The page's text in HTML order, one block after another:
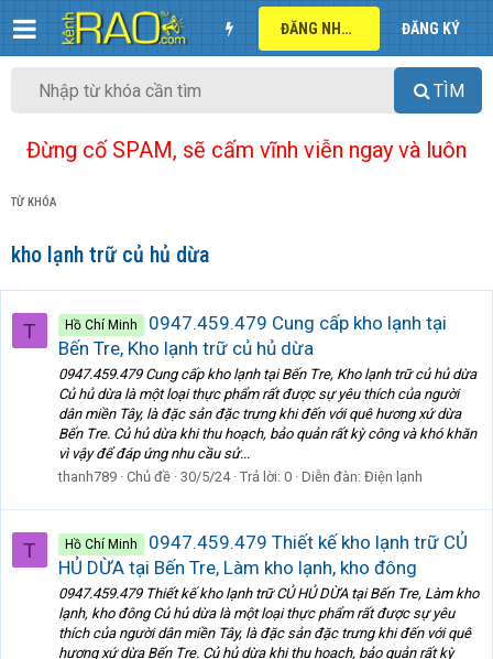
ĐĂNG NHẬP ĐĂNG KÝ
TÌM
Đừng cố SPAM, sẽ cấm vĩnh viễn ngay và luôn
TỪ KHÓA
kho lạnh trữ củ hủ dừa
T Hồ Chí Minh
0947.459.479 Cung cấp kho lạnh tại
Bến Tre, Kho lạnh trữ củ hủ dừa
0947.459.479 Cung cấp kho lạnh tại Bến Tre, Kho lạnh trữ củ hủ dừa
Củ hủ dừa là một loại thực phẩm rất được sự yêu thích của người
dân miền Tây, là đặc sản đặc trưng khi đến với quê hương xứ dừa
Bến Tre. Củ hủ dừa khi thu hoạch, bảo quản rất kỳ công và khó khăn
vì vậy để đáp ứng nhu cầu sử...
thanh789 Chủ đề 30/5/24 Trả lời: 0 Diễn đàn: Điện lạnh
T Hồ Chí Minh
0947.459.479 Thiết kế kho lạnh trữ CỦ
HỦ DỪA tại Bến Tre, Làm kho lạnh, kho đông
0947.459.479 Thiết kế kho lạnh trữ CỦ HỦ DỪA tại Bến Tre, Làm kho
lạnh, kho đông Củ hủ dừa là một loại thực phẩm rất được sự yêu
thích của người dân miền Tây, là đặc sản đặc trưng khi đến với quê
hương xứ dừa Bến Tre. Củ hủ dừa khi thu hoạch, bảo quản rất kỳ